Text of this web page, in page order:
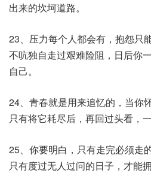
出来的坎坷道路。
23、压力每个人都会有，抱怨只
不吭独自走过艰难险阻，日后你
自己。
24、青春就是用来追忆的，当你
只有将它耗尽后，再回过头看，
25、你要明白，只有走完必须走
只有度过无人过问的日子，才能